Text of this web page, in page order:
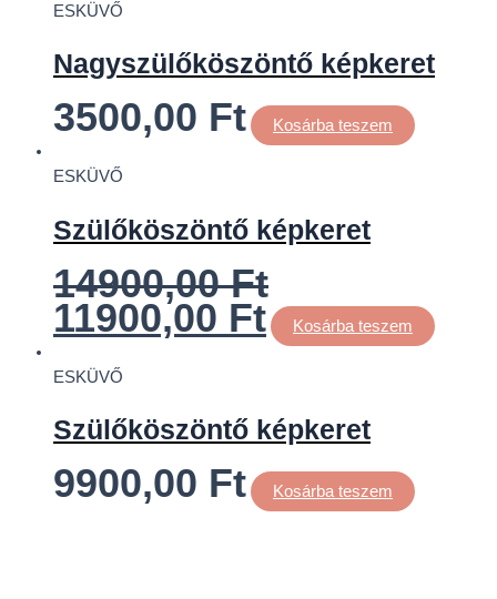
ESKÜVŐ
Nagyszülőköszöntő képkeret
3500,00 Ft Kosárba teszem
ESKÜVŐ
Szülőköszöntő képkeret
14900,00Ft
11900,00 Ft Kosárba teszem
ESKÜVŐ
Szülőköszöntő képkeret
9900,00 Ft Kosárba teszem